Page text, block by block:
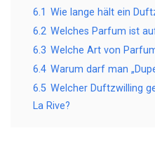
6.1 Wie lange hält ein
6.2 Welches Parfum ist
6.3 Welche Art von
6.4 Warum darf man
6.5 Welcher Duftzwilling
La Rive?